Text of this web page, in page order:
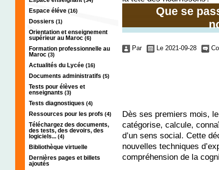
Espace éléve (16)
Dossiers (1)
Orientation et enseignement
supérieur au Maroc (6)
Formation professionnelle au
Maroc (3)
Actualités du Lycée (16)
Documents administratifs (5)
Tests pour élèves et
enseignants (3)
Tests diagnostiques (4)
Ressources pour les profs (4)
Téléchargez des documents,
des tests, des devoirs, des
logiciels... (4)
Bibliothèque virtuelle
Dernières pages et billets
ajoutés
Que se
Par Le 2021-09-28
Dès ses premiers mois,
catégorise, calcule,
d’un sens social. Cette
nouvelles techniques
compréhension de la